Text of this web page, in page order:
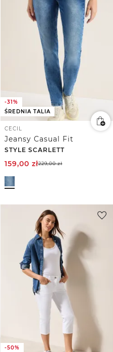
-31%
ŚREDNIA TALIA
CECIL
Jeansy Casual Fit
STYLE SCARLETT
159,00 zł229,00zł
-50%